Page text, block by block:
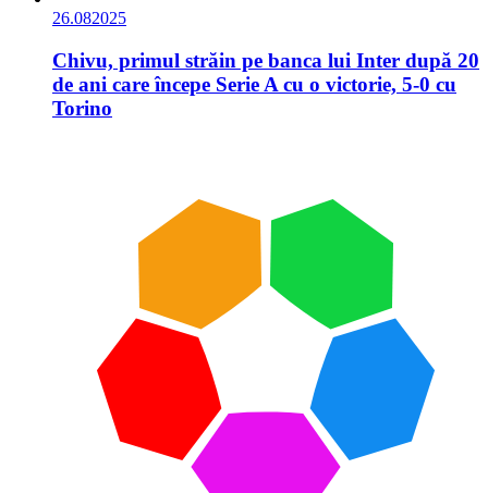
26.082025
Chivu, primul străin pe banca lui Inter după 20
de ani care începe Serie A cu o victorie, 5-0 cu
Torino